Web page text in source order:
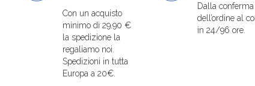
Con un acquisto
minimo di 29.90 €
la spedizione la
regaliamo noi.
Spedizioni in tutta
Europa a 20€.
Dalla conferma
dell’ordine al
in 24/96 ore.